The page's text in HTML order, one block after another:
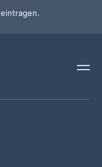
eintragen.